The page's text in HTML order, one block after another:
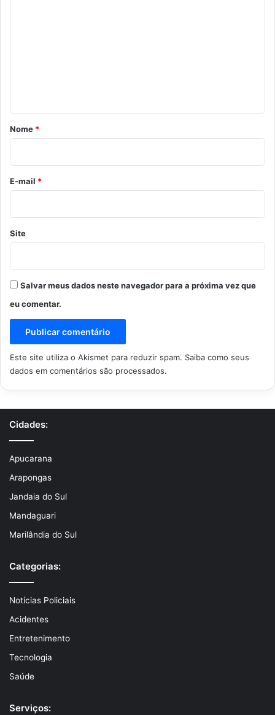
r
i
o
*
Nome *
E-mail *
Site
Salvar meus dados neste navegador para a próxima vez que
eu comentar.
Este site utiliza o Akismet para reduzir spam. Saiba como seus
dados em comentários são processados.
Cidades:
Apucarana
Arapongas
Jandaia do Sul
Mandaguari
Marilândia do Sul
Categorias:
Notícias Policiais
Acidentes
Entretenimento
Tecnologia
Saúde
Serviços: